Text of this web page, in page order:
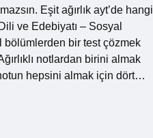
Eşit ağırlık ayt’de hangi
ve Edebiyatı – Sosyal
bölümlerden bir test çözmek
notlardan birini almak
notun hepsini almak için dört…